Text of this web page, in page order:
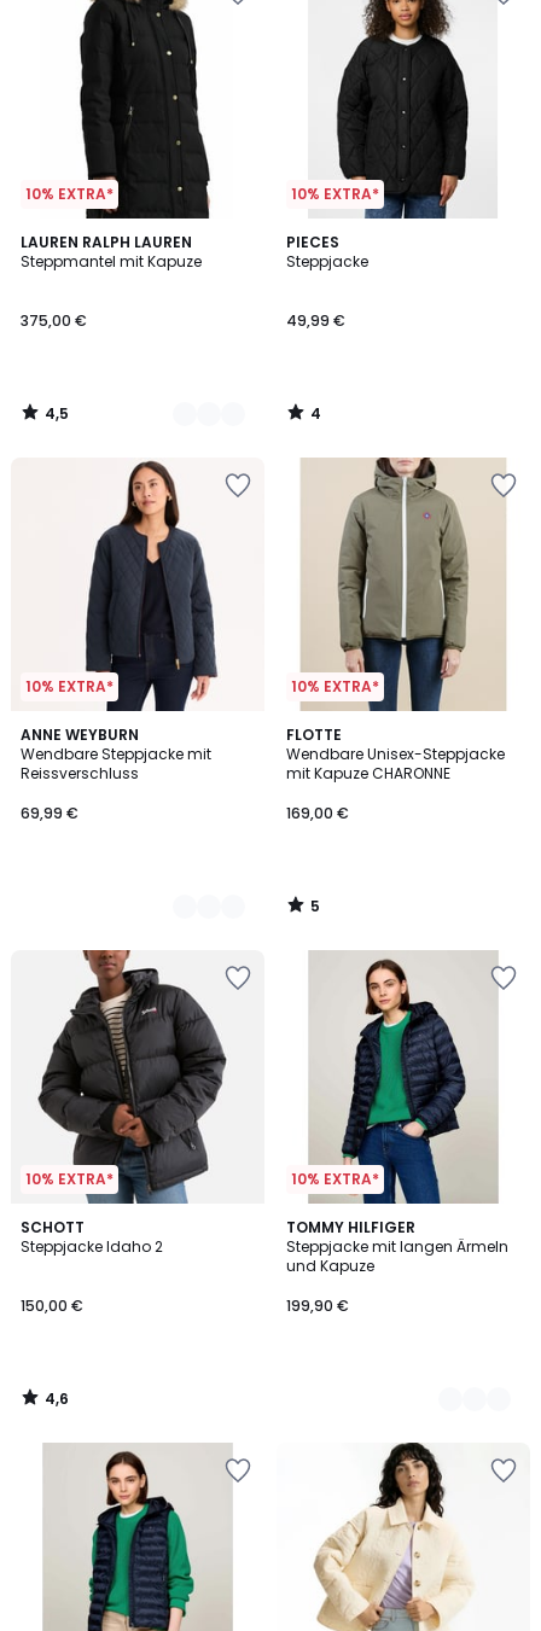
10% EXTRA*
LAUREN RALPH LAUREN
Steppmantel mit Kapuze
375,00 €
4,5
/ 5
2
Farben
4,5
/
10% EXTRA*
PIECES
Steppjacke
49,99 €
4
/
4
/
10% EXTRA*
ANNE WEYBURN
Wendbare Steppjacke mit
Reissverschluss
69,99 €
2
Farben
10% EXTRA*
FLOTTE
Wendbare Unisex-Steppjacke
mit Kapuze CHARONNE
169,00 €
5
/
5
5
/
10% EXTRA*
SCHOTT
Steppjacke Idaho 2
150,00 €
4,6
/ 5
4,6
/
10% EXTRA*
TOMMY HILFIGER
Steppjacke mit langen Ärmeln
und Kapuze
199,90 €
2
Farben